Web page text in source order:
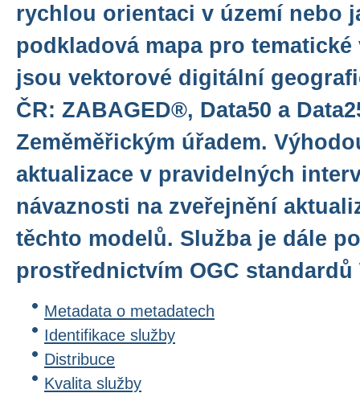
rychlou orientaci v území nebo
podkladová mapa pro
jsou vektorové digitální
ČR: ZABAGED®, Data50 a
Zeměměřickým úřadem.
aktualizace v pravidelných
návaznosti na zveřejnění
těchto modelů. Služba je dále
prostřednictvím OGC standardů
Metadata o metadatech
Identifikace služby
Distribuce
Kvalita služby